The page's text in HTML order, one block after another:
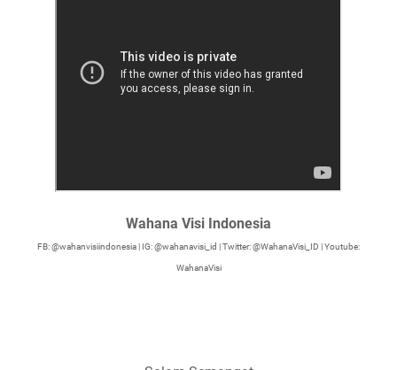
Wahana Visi Indonesia
FB: @wahanvisiindonesia | IG: @wahanavisi_id | Twitter: @WahanaVisi_ID | Youtube:
WahanaVisi